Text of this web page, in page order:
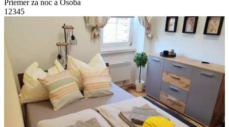
Priemer za noc a Osoba
1 2345